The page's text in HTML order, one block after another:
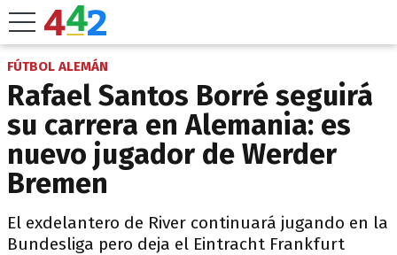
FÚTBOL ALEMÁN
Rafael Santos Borré seguirá
su carrera en Alemania: es
nuevo jugador de Werder
Bremen
El exdelantero de River continuará jugando en la
Bundesliga pero deja el Eintracht Frankfurt